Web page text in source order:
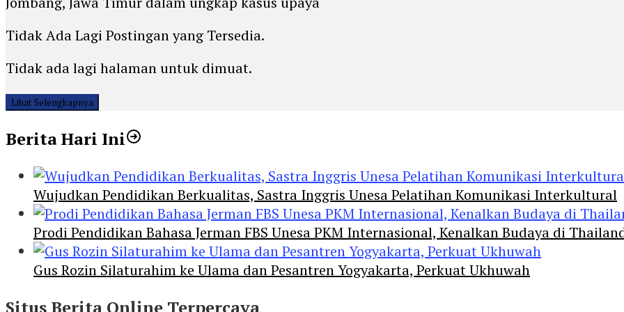
Tidak Ada Lagi Postingan yang Tersedia.
Tidak ada lagi halaman untuk dimuat.
Lihat Selengkapnya
Berita Hari Ini
Wujudkan Pendidikan Berkualitas, Sastra Inggris Unesa Pelatihan Komunikasi Interkultural
Prodi Pendidikan Bahasa Jerman FBS Unesa PKM Internasional, Kenalkan Budaya di
Gus Rozin Silaturahim ke Ulama dan Pesantren Yogyakarta, Perkuat Ukhuwah
Situs Berita Online Terpercaya